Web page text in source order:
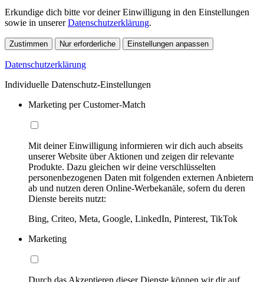
Erkundige dich bitte vor deiner Einwilligung in den Einstellungen
sowie in unsererDatenschutzerklärung.
Zustimmen Nur erforderliche Einstellungen anpassen
Datenschutzerklärung
Individuelle Datenschutz-Einstellungen
Marketing per Customer-Match
Mit deiner Einwilligung informieren wir dich auch abseits
unserer Website über Aktionen und zeigen dir relevante
Produkte. Dazu gleichen wir deine verschlüsselten
personenbezogenen Daten mit folgenden externen Anbietern
ab und nutzen deren Online-Werbekanäle, sofern du deren
Dienste bereits nutzt:
Bing, Criteo, Meta, Google, LinkedIn, Pinterest, TikTok
Marketing
Durch das Akzeptieren dieser Dienste können wir dir auf